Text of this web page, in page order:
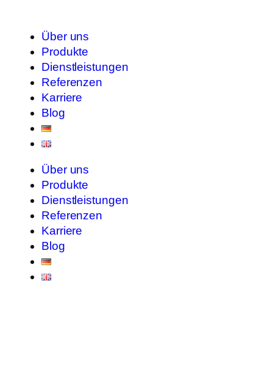
Über uns
Produkte
Dienstleistungen
Referenzen
Karriere
Blog
Über uns
Produkte
Dienstleistungen
Referenzen
Karriere
Blog